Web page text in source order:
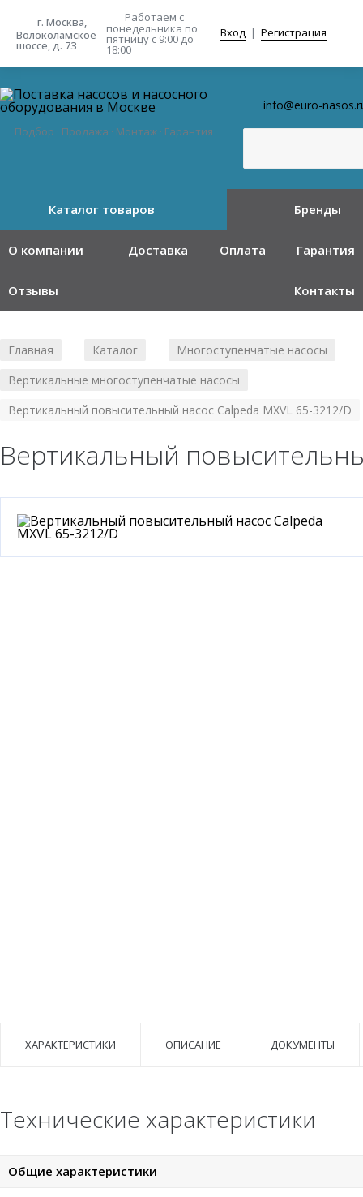
г. Москва,
Волоколамское
шоссе, д. 73
Работаем с
понедельника по
пятницу с 9:00 до
18:00
Вход | Регистрация
Подбор · Продажа · Монтаж · Гарантия
info@euro-
Каталог товаров Бренды
О компании Доставка Оплата Гарантия
Отзывы Контакты
Главная Каталог Многоступенчатые насосы
Вертикальные многоступенчатые насосы
Вертикальный повысительный насос Calpeda MXVL 65-3212/D
Вертикальный
ХАРАКТЕРИСТИКИ ОПИСАНИЕ ДОКУМЕНТЫ
Технические характеристики
Общие характеристики